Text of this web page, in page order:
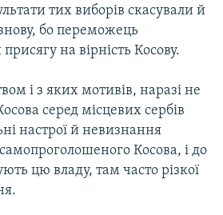
тих виборів скасували й
бо переможець
на вірність Косову.
і з яких мотивів, наразі не
серед місцевих сербів
настрої й невизнання
Косова, і до
цю владу, там часто різкої